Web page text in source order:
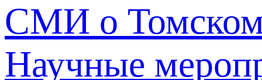
СМИ о
Научные